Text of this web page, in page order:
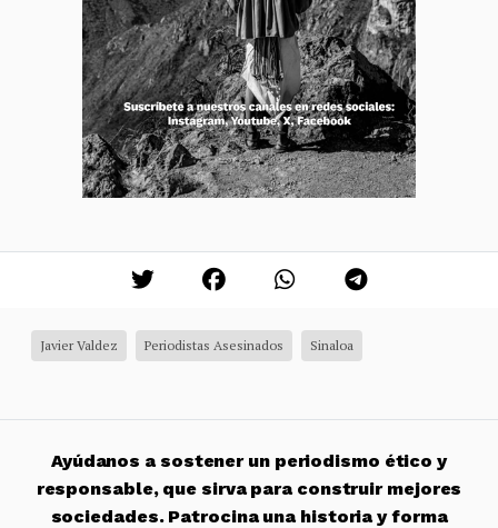
Javier Valdez Periodistas Asesinados Sinaloa
Ayúdanos a sostener un periodismo ético y
responsable, que sirva para construir mejores
sociedades. Patrocina una historia y forma